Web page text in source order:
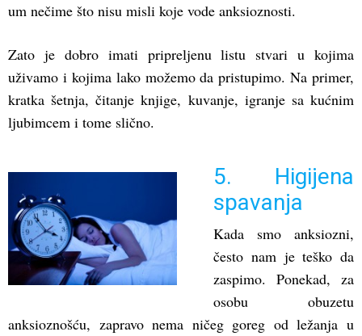
um nečime što nisu misli koje vode anksioznosti.
Zato je dobro imati pripreljenu listu stvari u kojima
uživamo i kojima lako možemo da pristupimo. Na primer,
kratka šetnja, čitanje knjige, kuvanje, igranje sa kućnim
ljubimcem i tome slično.
5. Higijena
spavanja
Kada smo anksiozni,
često nam je teško da
zaspimo. Ponekad, za
osobu obuzetu
anksioznošću, zapravo nema ničeg goreg od ležanja u